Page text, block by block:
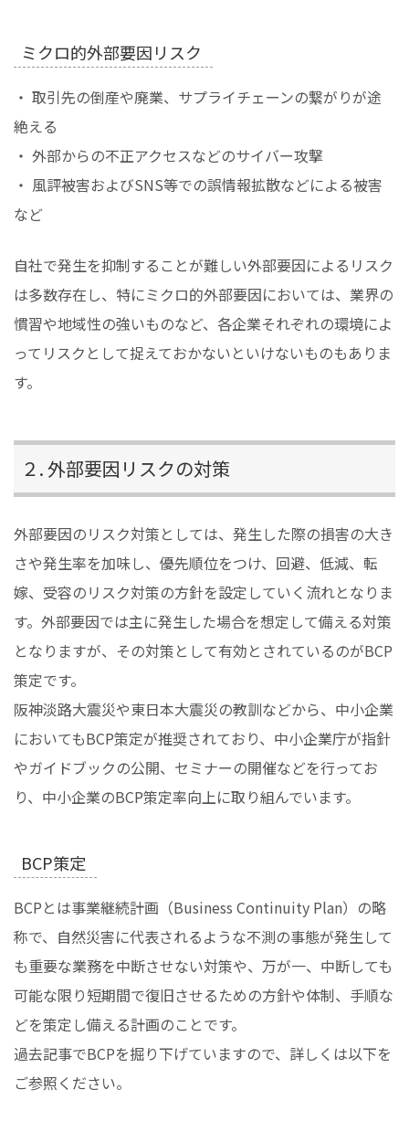
ミクロ的外部要因リスク
・ 取引先の倒産や廃業、サプライチェーンの繋がりが途
絶える
・ 外部からの不正アクセスなどのサイバー攻撃
・ 風評被害およびSNS等での誤情報拡散などによる被害
など
自社で発生を抑制することが難しい外部要因によるリスク
は多数存在し、特にミクロ的外部要因においては、業界の
慣習や地域性の強いものなど、各企業それぞれの環境によ
ってリスクとして捉えておかないといけないものもありま
す。
２. 外部要因リスクの対策
外部要因のリスク対策としては、発生した際の損害の大き
さや発生率を加味し、優先順位をつけ、回避、低減、転
嫁、受容のリスク対策の方針を設定していく流れとなりま
す。外部要因では主に発生した場合を想定して備える対策
となりますが、その対策として有効とされているのがBCP
策定です。
阪神淡路大震災や東日本大震災の教訓などから、中小企業
においてもBCP策定が推奨されており、中小企業庁が指針
やガイドブックの公開、セミナーの開催などを行ってお
り、中小企業のBCP策定率向上に取り組んでいます。
BCP策定
BCPとは事業継続計画（Business Continuity Plan）の略
称で、自然災害に代表されるような不測の事態が発生して
も重要な業務を中断させない対策や、万が一、中断しても
可能な限り短期間で復旧させるための方針や体制、手順な
どを策定し備える計画のことです。
過去記事でBCPを掘り下げていますので、詳しくは以下を
ご参照ください。